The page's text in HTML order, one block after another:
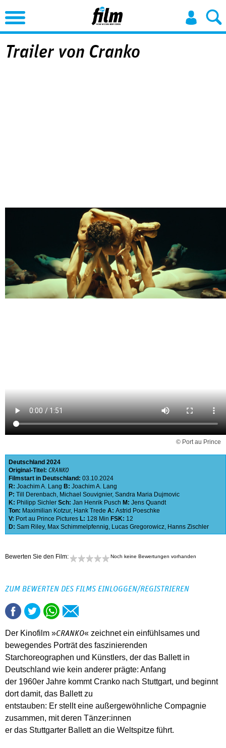
Jump to Navigation
Trailer von Cranko
© Port au Prince
Deutschland 2024
Original-Titel: CRANKO
Filmstart in Deutschland: 03.10.2024
R: Joachim A. Lang B: Joachim A. Lang
P: Till Derenbach, Michael Souvignier, Sandra Maria Dujmovic
K: Philipp Sichler Sch: Jan Henrik Pusch M: Jens Quandt
Ton: Maximilian Kotzur, Hank Trede A: Astrid Poeschke
V: Port au Prince Pictures L: 128 Min FSK: 12
D: Sam Riley, Max Schimmelpfennig, Lucas Gregorowicz, Hanns Zischler
Bewerten Sie den Film: Noch keine Bewertungen vorhanden
ZUM BEWERTEN DES FILMS EINLOGGEN/REGISTRIEREN
Der Kinofilm »CRANKO« zeichnet ein einfühlsames und
bewegendes Porträt des faszinierenden
Starchoreographen und Künstlers, der das Ballett in
Deutschland wie kein anderer prägte: Anfang
der 1960er Jahre kommt Cranko nach Stuttgart, und beginnt
dort damit, das Ballett zu
entstauben: Er stellt eine außergewöhnliche Compagnie
zusammen, mit deren Tänzer:innen
er das Stuttgarter Ballett an die Weltspitze führt.